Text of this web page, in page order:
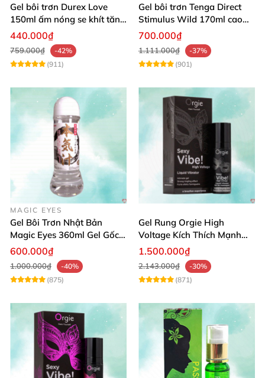
Gel bôi trơn Durex Love
150ml ấm nóng se khít tăng
khoái cảm nữ
440.000₫
759.000₫
-42%
(911)
Gel bôi trơn Tenga Direct
Stimulus Wild 170ml cao
cấp Nhật dễ dùng
700.000₫
1.111.000₫
-37%
(901)
MAGIC EYES
Gel Bôi Trơn Nhật Bản
Magic Eyes 360ml Gel Gốc
Nước An Toàn
600.000₫
1.000.000₫
-40%
(875)
Gel Rung Orgie High
Voltage Kích Thích Mạnh
Tăng Ham Muốn
1.500.000₫
2.143.000₫
-30%
(871)